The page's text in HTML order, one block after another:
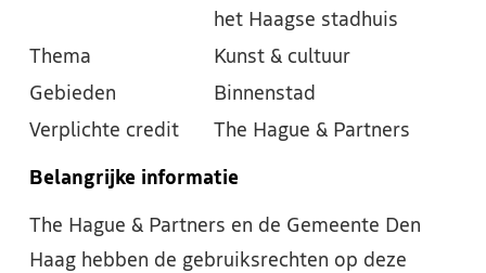
het Haagse stadhuis
Thema
Kunst & cultuur
Gebieden
Binnenstad
Verplichte credit
The Hague & Partners
Belangrijke informatie
The Hague & Partners en de Gemeente Den
Haag hebben de gebruiksrechten op deze